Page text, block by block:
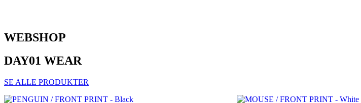
WEBSHOP
DAY01 WEAR
SE ALLE PRODUKTER